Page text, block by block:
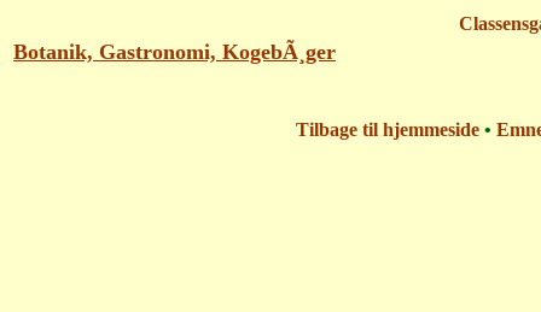
Botanik, Gastronomi, KogebÃ¸ger
Tilbage til hjemmeside •